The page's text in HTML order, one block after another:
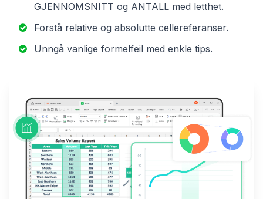
GJENNOMSNITT og ANTALL med letthet.
Forstå relative og absolutte cellereferanser.
Unngå vanlige formelfeil med enkle tips.